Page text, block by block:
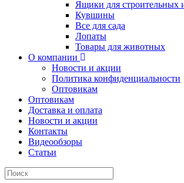
Ящики для строительных
Кувшины
Все для сада
Лопаты
Товары для животных
О компании
Новости и акции
Политика конфиденциальности
Оптовикам
Оптовикам
Доставка и оплата
Новости и акции
Контакты
Видеообзоры
Статьи